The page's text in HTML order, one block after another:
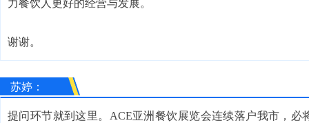
力餐饮人更好的经营与发展。
谢谢。
苏婷：
提问环节就到这里。ACE亚洲餐饮展览会连续落户我市，必